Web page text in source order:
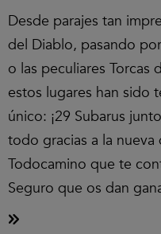
Desde parajes tan
del Diablo, pasando
o las peculiares
estos lugares han sido
único: ¡29 Subarus
todo gracias a la
Todocamino que te
Seguro que os dan